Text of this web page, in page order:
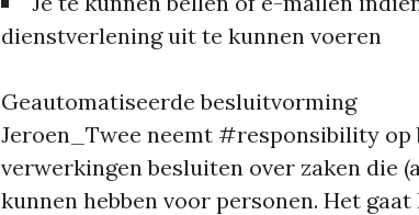
dienstverlening uit te kunnen voeren
Geautomatiseerde besluitvorming
Jeroen_Twee neemt #responsibility op
verwerkingen besluiten over zaken die
kunnen hebben voor personen. Het